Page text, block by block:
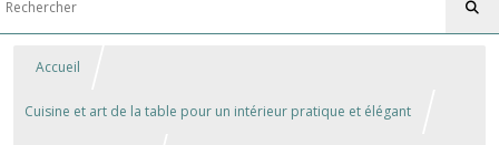
Accueil
Cuisine et art de la table pour un intérieur pratique et élégant